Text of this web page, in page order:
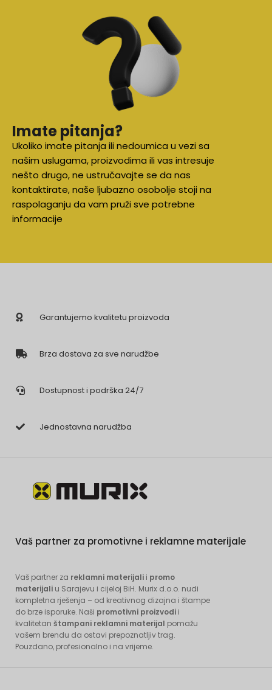
Imate pitanja?
Ukoliko imate pitanja ili nedoumica u vezi sa
našim uslugama, proizvodima ili vas intresuje
nešto drugo, ne ustručavajte se da nas
kontaktirate, naše ljubazno osobolje stoji na
raspolaganju da vam pruži sve potrebne
informacije
Garantujemo kvalitetu proizvoda
Brza dostava za sve narudžbe
Dostupnost i podrška 24/7
Jednostavna narudžba
Vaš partner za promotivne i reklamne materijale
Vaš partner za reklamni materijali i promo
materijali u Sarajevu i cijeloj BiH. Murix d.o.o. nudi
kompletna rješenja – od kreativnog dizajna i štampe
do brze isporuke. Naši promotivni proizvodi i
kvalitetan štampani reklamni materijal pomažu
vašem brendu da ostavi prepoznatljiv trag.
Pouzdano, profesionalno i na vrijeme.